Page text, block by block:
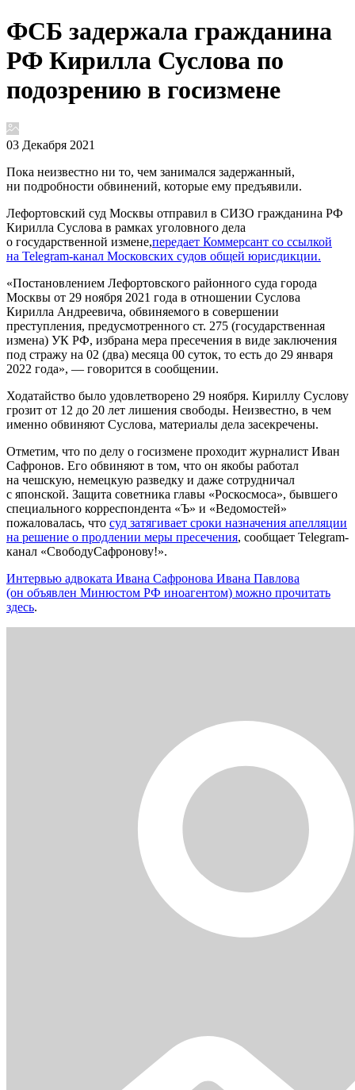
ФСБ задержала гражданина
РФ Кирилла Суслова по
подозрению в госизмене
03 Декабря 2021
Пока неизвестно ни то, чем занимался задержанный,
ни подробности обвинений, которые ему предъявили.
Лефортовский суд Москвы отправил в СИЗО гражданина РФ
Кирилла Суслова в рамках уголовного дела
о государственной измене,передает Коммерсант со ссылкой
на Telegram-канал Московских судов общей юрисдикции.
«Постановлением Лефортовского районного суда города
Москвы от 29 ноября 2021 года в отношении Суслова
Кирилла Андреевича, обвиняемого в совершении
преступления, предусмотренного ст. 275 (государственная
измена) УК РФ, избрана мера пресечения в виде заключения
под стражу на 02 (два) месяца 00 суток, то есть до 29 января
2022 года», — говорится в сообщении.
Ходатайство было удовлетворено 29 ноября. Кириллу Суслову
грозит от 12 до 20 лет лишения свободы. Неизвестно, в чем
именно обвиняют Суслова, материалы дела засекречены.
Отметим, что по делу о госизмене проходит журналист Иван
Сафронов. Его обвиняют в том, что он якобы работал
на чешскую, немецкую разведку и даже сотрудничал
с японской. Защита советника главы «Роскосмоса», бывшего
специального корреспондента «Ъ» и «Ведомостей»
пожаловалась, что суд затягивает сроки назначения апелляции
на решение о продлении меры пресечения, сообщает Telegram-
канал «СвободуСафронову!».
Интервью адвоката Ивана Сафронова Ивана Павлова
(он объявлен Минюстом РФ иноагентом) можно прочитать
здесь.